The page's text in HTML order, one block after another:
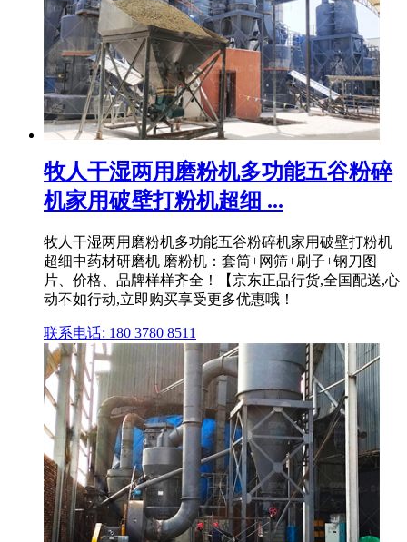
牧人干湿两用磨粉机多功能五谷粉碎
机家用破壁打粉机超细 ...
牧人干湿两用磨粉机多功能五谷粉碎机家用破壁打粉机
超细中药材研磨机 磨粉机：套筒+网筛+刷子+钢刀图
片、价格、品牌样样齐全！【京东正品行货,全国配送,心
动不如行动,立即购买享受更多优惠哦！
联系电话: 180 3780 8511